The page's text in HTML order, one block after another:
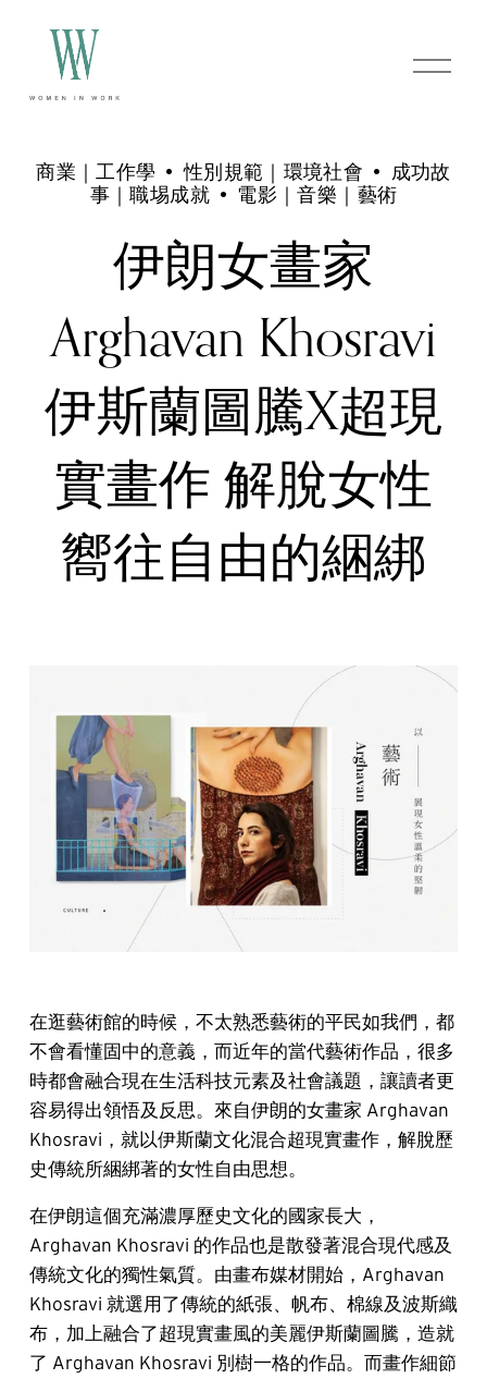
O
p
e
n
伊朗女畫家
Arghavan Khosravi
伊斯蘭圖騰X超現
實畫作 解脫女性
嚮往自由的綑綁
商業｜工作學 性別規範｜環境社會
成功故
事｜職埸成就
電影｜音樂｜藝術
在逛藝術館的時候，不太熟悉藝術的平民如我們，都
不會看懂固中的意義，而近年的當代藝術作品，很多
時都會融合現在生活科技元素及社會議題，讓讀者更
容易得出領悟及反思。來自伊朗的女畫家 Arghavan
Khosravi，就以伊斯蘭文化混合超現實畫作，解脫歷
史傳統所綑綁著的女性自由思想。
在伊朗這個充滿濃厚歷史文化的國家長大，
Arghavan Khosravi 的作品也是散發著混合現代感及
傳統文化的獨性氣質。由畫布媒材開始，Arghavan
Khosravi 就選用了傳統的紙張、帆布、棉線及波斯織
布，加上融合了超現實畫風的美麗伊斯蘭圖騰，造就
了 Arghavan Khosravi 別樹一格的作品。而畫作細節